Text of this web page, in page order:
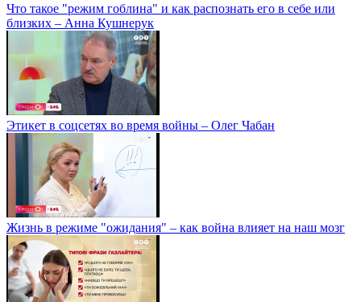
Что такое "режим гоблина" и как распознать его в себе или
близких – Анна Кушнерук
Этикет в соцсетях во время войны – Олег Чабан
Жизнь в режиме "ожидания" – как война влияет на наш мозг